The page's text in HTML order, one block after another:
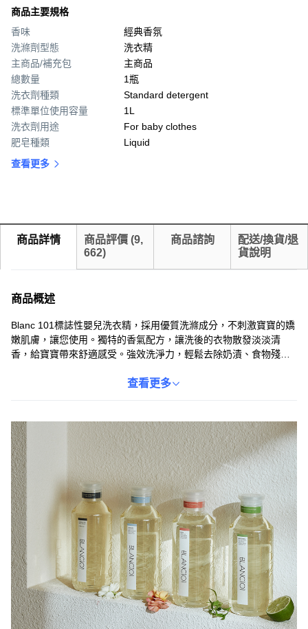
商品主要規格
香味
經典香氛
洗滌劑型態
洗衣精
主商品/補充包
主商品
總數量
1瓶
洗衣劑種類
Standard detergent
標準單位使用容量
1L
洗衣劑用途
For baby clothes
肥皂種類
Liquid
查看更多
商品詳情 商品評價 (9,
662)
商品諮詢
配送/換貨/退
貨說明
商品概述
Blanc 101標誌性嬰兒洗衣精，採用優質洗滌成分，不刺激寶寶的嬌
嫩肌膚，讓您使用。獨特的香氣配方，讓洗後的衣物散發淡淡清
香，給寶寶帶來舒適感受。強效洗淨力，輕鬆去除奶漬、食物殘渣
的理想選擇，讓寶寶穿得安心，媽媽更放心。1L大容量設計，經濟
查看更多